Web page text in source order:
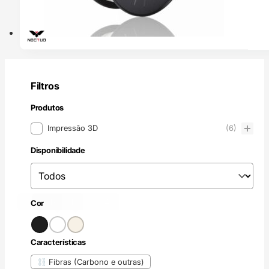
Filtros
Produtos
ProdutosImpressão 3D (6)
Disponibilidade
Disponibilidade
Disponibilidade
Cor
Cor
PretoBranco
Incolor / Natural
Características
Características
Fibras (Carbono e outras)